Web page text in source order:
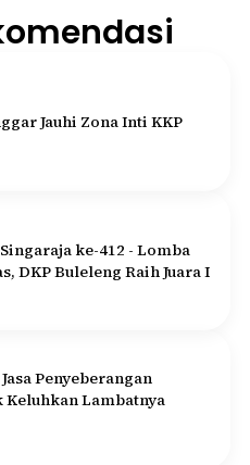
Jauhi Zona Inti KKP
ke-412 - Lomba
DKP Buleleng Raih Juara I
Penyeberangan
Keluhkan Lambatnya